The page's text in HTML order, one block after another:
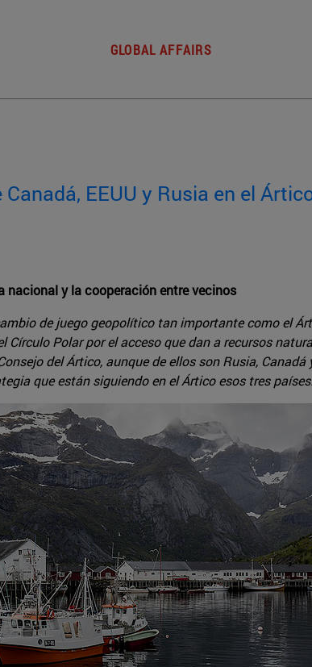
GLOBAL AFFAIRS
EEUU y Rusia en el
nacional y la cooperación entre vecinos
de juego geopolítico tan importante como el
Polar por el acceso que dan a recursos
del Ártico, aunque de ellos son Rusia,
que están siguiendo en el Ártico esos tres países.